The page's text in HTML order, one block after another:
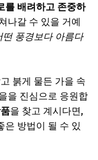
를 배려하고 존중하
나갈 수 있을 거예
풍경보다 아름다
붉게 물든 가을 속
을 진심으로 응원합
을 찾고 계시다면,
은 방법이 될 수 있